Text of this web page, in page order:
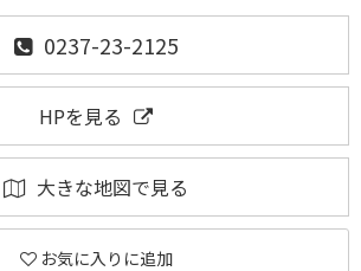
0237-23-2125
HPを見る
大きな地図で見る
お気に入りに追加